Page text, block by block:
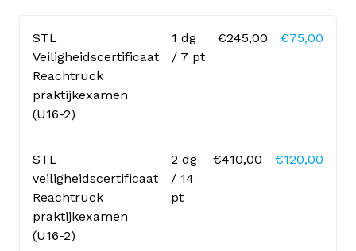
STL
Veiligheidscertificaat
Reachtruck
praktijkexamen
(U16-2)
1 dg
/ 7 pt
€245,00 €75,00
STL
veiligheidscertificaat
Reachtruck
praktijkexamen
(U16-2)
2 dg
/ 14
pt
€410,00 €120,00